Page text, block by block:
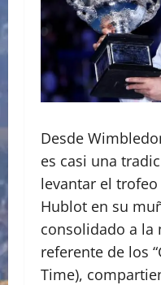
​Desde
es casi una
levantar el
Hublot en su
consolidado a la
referente de los
Time),